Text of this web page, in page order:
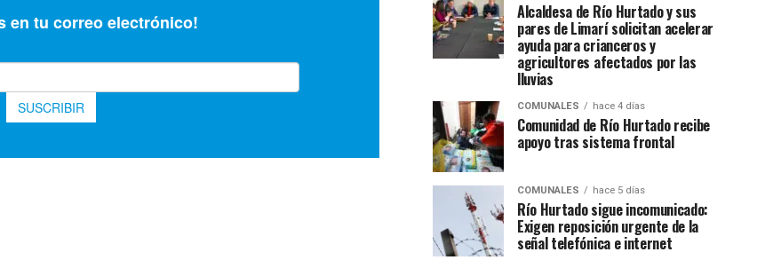
Alcaldesa de Río Hurtado y sus
pares de Limarí solicitan acelerar
ayuda para crianceros y
agricultores afectados por las
lluvias
COMUNALES hace 4 días
Comunidad de Río Hurtado recibe
apoyo tras sistema frontal
COMUNALES hace 5 días
Río Hurtado sigue incomunicado:
Exigen reposición urgente de la
señal telefónica e internet